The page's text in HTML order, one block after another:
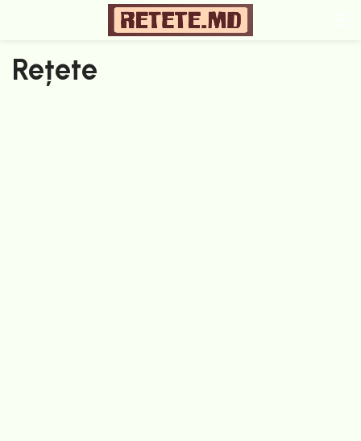
Rețete